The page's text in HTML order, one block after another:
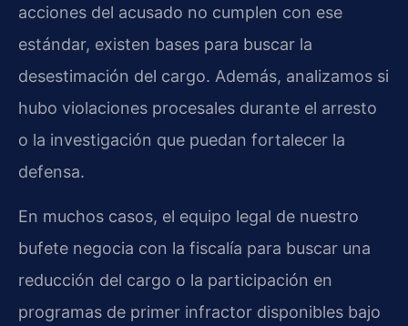
acciones del acusado no cumplen con ese
estándar, existen bases para buscar la
desestimación del cargo. Además, analizamos si
hubo violaciones procesales durante el arresto
o la investigación que puedan fortalecer la
defensa.
En muchos casos, el equipo legal de nuestro
bufete negocia con la fiscalía para buscar una
reducción del cargo o la participación en
programas de primer infractor disponibles bajo